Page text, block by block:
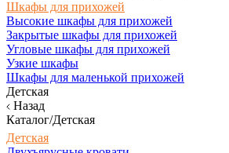
Шкафы для прихожей
Высокие шкафы для прихожей
Закрытые шкафы для прихожей
Угловые шкафы для прихожей
Узкие шкафы
Шкафы для маленькой прихожей
Детская
Назад
Каталог/Детская
Детская